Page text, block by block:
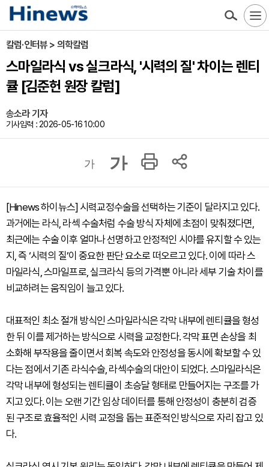
칼럼·인터뷰 > 의학칼럼
스마일라식 vs 실크라식, '시력의 질' 차이는 렌티
큘 [김준헌 원장 칼럼]
송소라 기자
기사입력 : 2026-05-16 10:00
가 가
[Hinews 하이뉴스] 시력교정수술을 선택하는 기준이 달라지고 있다.
과거에는 라식, 라섹 수술처럼 수술 방식 자체에 초점이 맞춰졌다면,
최근에는 수술 이후 얼마나 선명하고 안정적인 시야를 유지할 수 있는
지, 즉 ‘시력의 질’이 중요한 판단 요소로 떠오르고 있다. 이에 따라 스
마일라식, 스마일프로, 실크라식 등의 가격뿐 아니라 세부 기술 차이를
비교하려는 움직임이 늘고 있다.
대표적인 최소 절개 방식인 스마일라식은 각막 내부에 렌티큘을 형성
한 뒤 이를 제거하는 방식으로 시력을 교정한다. 각막 표면 손상을 최
소화해 부작용을 줄이면서 회복 속도와 안정성을 동시에 확보할 수 있
다는 점에서 기존 라식수술, 라섹수술의 대안이 되었다. 스마일라식은
각막 내부에 형성되는 렌티큘이 초승달 형태로 만들어지는 구조를 가
지고 있다. 이는 오랜 기간 임상 데이터를 통해 안정성이 충분히 검증
된 구조로 효율적인 시력 교정을 돕는 표준적인 방식으로 자리 잡고 있
다.